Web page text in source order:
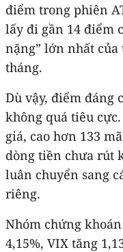
điểm trong phiên
lấy đi gần 14 điểm
nặng” lớn nhất
tháng.
Dù vậy, điểm đáng
không quá tiêu
giá, cao hơn 133
dòng tiền chưa rút
luân chuyển sang
riêng.
Nhóm chứng
4,15%, VIX tăng